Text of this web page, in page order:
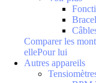
Comparer les
ellePour lui
Autres appareils